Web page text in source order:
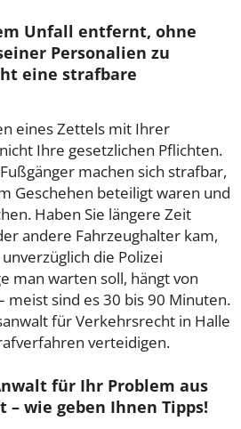
Unfall entfernt, ohne
Personalien zu
eine strafbare
eines Zettels mit Ihrer
Ihre gesetzlichen Pflichten.
machen sich strafbar,
Geschehen beteiligt waren und
Haben Sie längere Zeit
andere Fahrzeughalter kam,
die Polizei
man warten soll, hängt von
meist sind es 30 bis 90 Minuten.
für Verkehrsrecht in Halle
verteidigen.
für Ihr Problem aus
– wie geben Ihnen Tipps!